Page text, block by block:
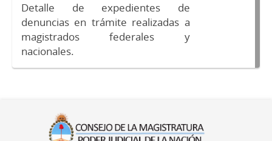
Detalle de expedientes de
denuncias en trámite realizadas a
magistrados federales y
nacionales.